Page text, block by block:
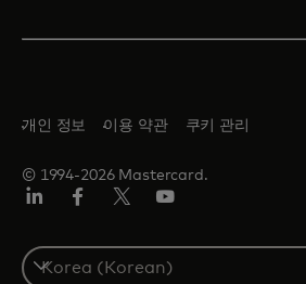
© 1994-2026 Mastercard.
개인 정보 이용 약관 쿠키 관리
S
e
In
ook
터/
X
브